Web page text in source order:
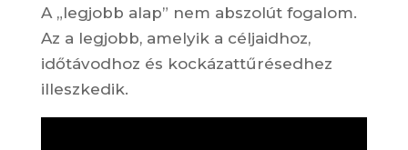
A „legjobb alap” nem abszolút fogalom.
Az a legjobb, amelyik a céljaidhoz,
időtávodhoz és kockázattűrésedhez
illeszkedik.